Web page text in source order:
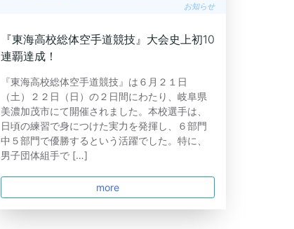
お知らせ
『東海高校総体空手道競技』大会史上初10
連覇達成！
『東海高校総体空手道競技』は６月２１日
（土）２２日（日）の２日間にわたり、岐阜県
美濃加茂市にて開催されました。本校選手は、
日頃の練習で身につけた実力を発揮し、６部門
中５部門で優勝するという活躍でした。特に、
男子団体組手で […]
more